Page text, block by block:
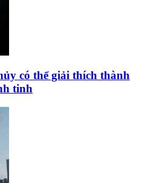
có thể giải thích thành
tinh